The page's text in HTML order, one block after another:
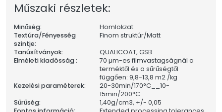
Műszaki részletek:
Minőség:
Homlokzat
Textúra/Fényesség
szintje:
Finom struktúr/Matt
Tanúsítványok:
QUALICOAT, GSB
Elméleti kiadósság :
70 µm-es filmvastagságnál a
terméktől és a sűrűségtől
függően: 9,8-13,8 m2 /kg
Kezelési paraméterek:
20-30min/170°C__10-
15min/200°C
Sűrűség:
1,40g/cm3, +/- 0,05